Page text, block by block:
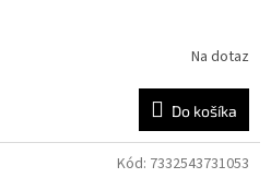
A
R
M
Na dotaz
Do košíka
Kód: 7332543731053